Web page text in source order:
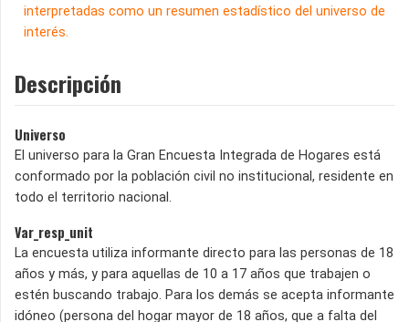
interpretadas como un resumen estadístico del universo de
interés.
Descripción
Universo
El universo para la Gran Encuesta Integrada de Hogares está
conformado por la población civil no institucional, residente en
todo el territorio nacional.
Var_resp_unit
La encuesta utiliza informante directo para las personas de 18
años y más, y para aquellas de 10 a 17 años que trabajen o
estén buscando trabajo. Para los demás se acepta informante
idóneo (persona del hogar mayor de 18 años, que a falta del